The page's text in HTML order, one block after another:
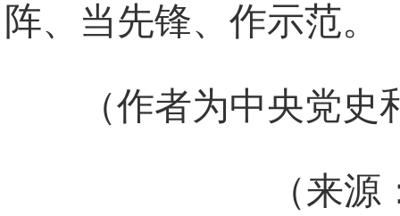
阵、当先锋、作示范。
（作者为中央党
（来